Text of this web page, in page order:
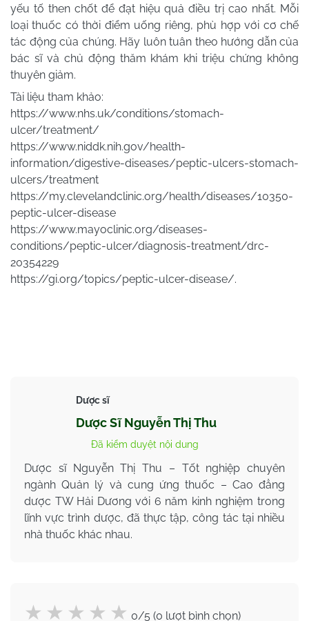
yếu tố then chốt để đạt hiệu quả điều trị cao nhất. Mỗi
loại thuốc có thời điểm uống riêng, phù hợp với cơ chế
tác động của chúng. Hãy luôn tuân theo hướng dẫn của
bác sĩ và chủ động thăm khám khi triệu chứng không
thuyên giảm.
Tài liệu tham khảo:
https://www.nhs.uk/conditions/stomach-
ulcer/treatment/
https://www.niddk.nih.gov/health-
information/digestive-diseases/peptic-ulcers-stomach-
ulcers/treatment
https://my.clevelandclinic.org/health/diseases/10350-
peptic-ulcer-disease
https://www.mayoclinic.org/diseases-
conditions/peptic-ulcer/diagnosis-treatment/drc-
20354229
https://gi.org/topics/peptic-ulcer-disease/.
Dược sĩ
Dược Sĩ Nguyễn Thị Thu
Đã kiểm duyệt nội dung
Dược sĩ Nguyễn Thị Thu – Tốt nghiệp chuyên
ngành Quản lý và cung ứng thuốc – Cao đẳng
dược TW Hải Dương với 6 năm kinh nghiệm trong
lĩnh vực trình dược, đã thực tập, công tác tại nhiều
nhà thuốc khác nhau.
0/5 (0 lượt bình chọn)